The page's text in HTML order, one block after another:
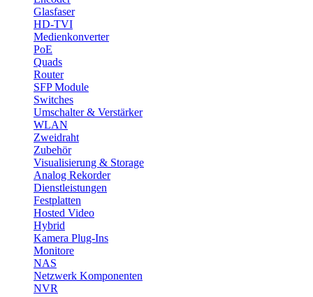
Glasfaser
HD-TVI
Medienkonverter
PoE
Quads
Router
SFP Module
Switches
Umschalter & Verstärker
WLAN
Zweidraht
Zubehör
Visualisierung & Storage
Analog Rekorder
Dienstleistungen
Festplatten
Hosted Video
Hybrid
Kamera Plug-Ins
Monitore
NAS
Netzwerk Komponenten
NVR